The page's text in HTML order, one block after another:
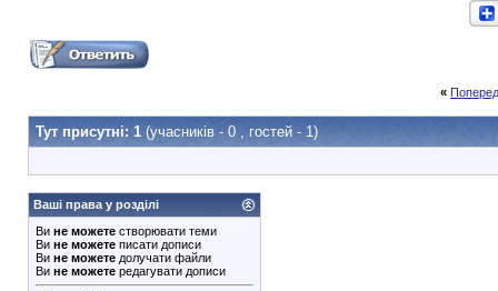
«
Тут присутні: 1 (учасників - 0 , гостей - 1)
Ваші права у розділі
Ви не можете створювати теми
Ви не можете писати дописи
Ви не можете долучати файли
Ви не можете редагувати дописи